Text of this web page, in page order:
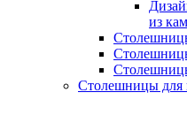
из
Столешницы для